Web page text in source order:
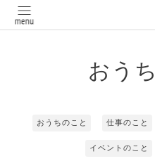
おう
おうちのこと 仕事のこと
イベントのこと